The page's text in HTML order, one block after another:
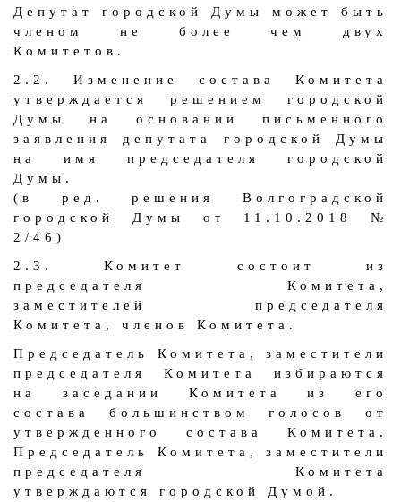
Депутат городской Думы может быть
членом не более чем двух
Комитетов.
2.2. Изменение состава Комитета
утверждается решением городской
Думы на основании письменного
заявления депутата городской Думы
на имя председателя городской
Думы.
(в ред. решения Волгоградской
городской Думы от 11.10.2018 №
2/46)
2.3. Комитет состоит из
председателя Комитета,
заместителей председателя
Комитета, членов Комитета.
Председатель Комитета, заместители
председателя Комитета избираются
на заседании Комитета из его
состава большинством голосов от
утвержденного состава Комитета.
Председатель Комитета, заместители
председателя Комитета
утверждаются городской Думой.